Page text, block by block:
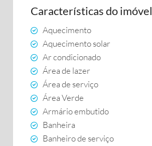
Características do imóvel
Aquecimento
Aquecimento solar
Ar condicionado
Área de lazer
Área de serviço
Área Verde
Armário embutido
Banheira
Banheiro de serviço